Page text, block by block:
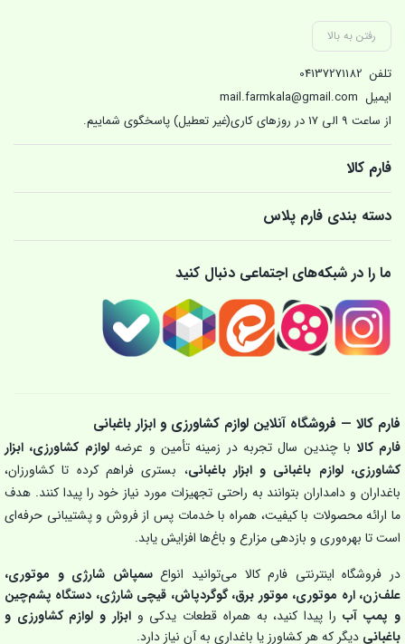
رفتن به بالا
تلفن 04137271182
ایمیل mail.farmkala@gmail.com
از ساعت 9 الی 17 در روزهای کاری(غیر تعطیل) پاسخگوی شماییم.
فارم کالا
دسته بندی فارم پلاس
ما را در شبکه‌های اجتماعی دنبال کنید
فارم کالا — فروشگاه آنلاین لوازم کشاورزی و ابزار باغبانی
فارم کالا با چندین سال تجربه در زمینه تأمین و عرضهلوازم کشاورزی، ابزار
کشاورزی، لوازم باغبانی و ابزار باغبانی، بستری فراهم کرده تا کشاورزان،
باغداران و دامداران بتوانند به راحتی تجهیزات مورد نیاز خود را پیدا کنند. هدف
ما ارائه محصولات با کیفیت، همراه با خدمات پس از فروش و پشتیبانی حرفه‌ای
است تا بهره‌وری و بازدهی مزارع و باغ‌ها افزایش یابد.
در فروشگاه اینترنتی فارم کالا می‌توانید انواعسمپاش شارژی و موتوری،
علف‌زن، اره موتوری، موتور برق، گوگردپاش، قیچی شارژی، دستگاه پشم‌چین
و پمپ آب را پیدا کنید، به همراه قطعات یدکی وابزار و لوازم کشاورزی و
باغبانی دیگر که هر کشاورز یا باغداری به آن نیاز دارد.